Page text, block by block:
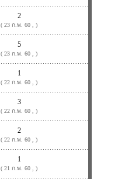
2
( 23 ก.พ. 60 , )
5
( 23 ก.พ. 60 , )
1
( 22 ก.พ. 60 , )
3
( 22 ก.พ. 60 , )
2
( 22 ก.พ. 60 , )
1
( 21 ก.พ. 60 , )